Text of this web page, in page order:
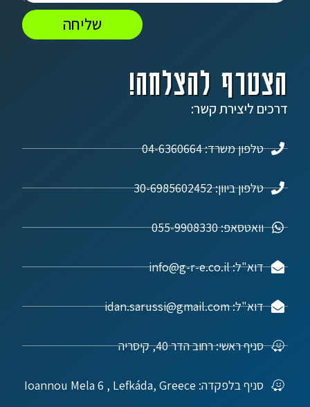
הצטרף להצלחה!
דרכים ליצירת קשר:
טלפון משרד: 04-6360664
טלפון ביוון: 30-6985602452
וואטסאפ: 055-9908330
דוא"ל: info@g-r-e.co.il
דוא"ל: idan.sarussi@gmail.com
סניף ראשי: רחוב הדר 40, קיסריה
סניף בלפקדה: Ioannou Mela 6 , Lefkáda, Greece
שליחה